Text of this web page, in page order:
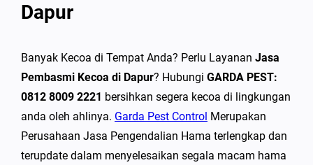
Dapur
Banyak Kecoa di Tempat Anda? Perlu Layanan Jasa
Pembasmi Kecoa di Dapur? Hubungi GARDA PEST:
0812 8009 2221 bersihkan segera kecoa di lingkungan
anda oleh ahlinya. Garda Pest Control Merupakan
Perusahaan Jasa Pengendalian Hama terlengkap dan
terupdate dalam menyelesaikan segala macam hama